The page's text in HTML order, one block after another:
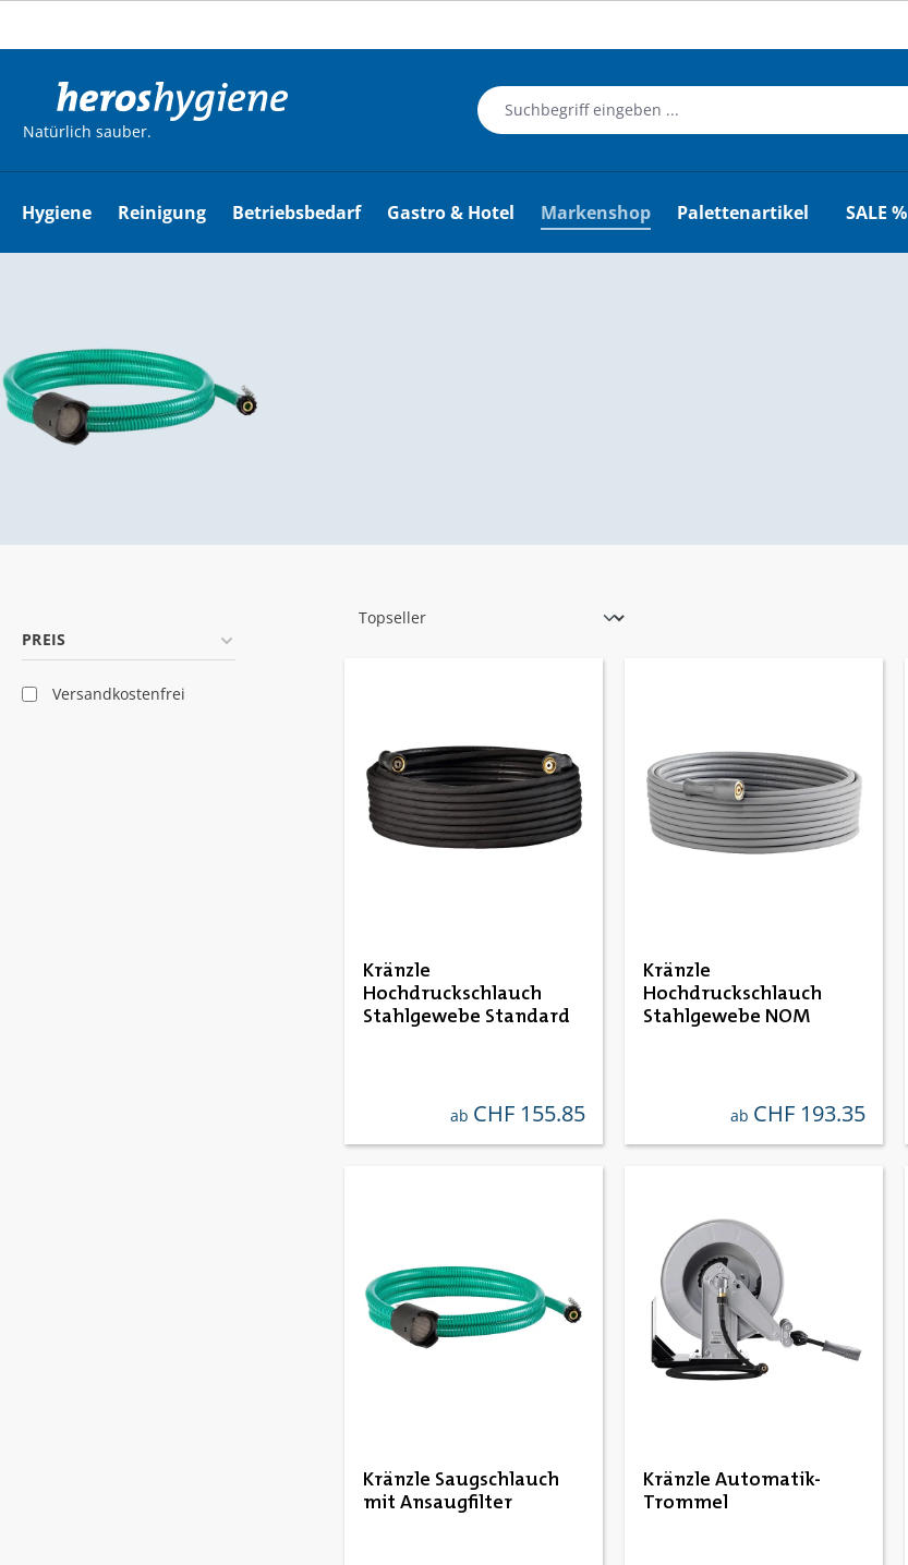
Natürlich sauber.
Hygiene Reinigung Betriebsbedarf Gastro & Hotel Markenshop Palettenartikel SALE %
PREIS
Filter hinzufügen: Versandkostenfrei
Versandkostenfrei
Kränzle
Hochdruckschlauch
Stahlgewebe Standard
regulärer preis:
ab CHF 155.85
Kränzle
Hochdruckschlauch
Stahlgewebe NOM
regulärer preis:
ab CHF 193.35
Kränzle Saugschlauch
mit Ansaugfilter
Kränzle Automatik-
Trommel